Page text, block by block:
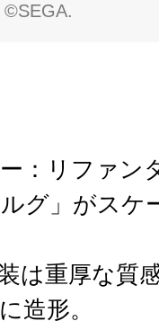
ー：リファ
グ」がスケ
は重厚な質
造形。